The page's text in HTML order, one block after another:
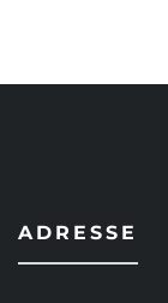
ADRESSE